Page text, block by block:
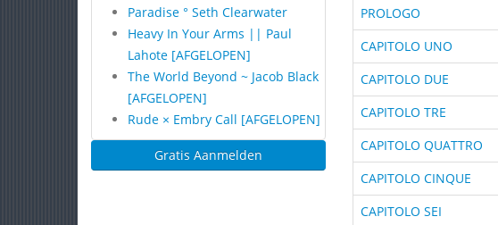
Paradise ° Seth Clearwater
Heavy In Your Arms || Paul
Lahote [AFGELOPEN]
The World Beyond ~ Jacob Black
[AFGELOPEN]
Rude × Embry Call [AFGELOPEN]
Gratis Aanmelden
PROLOGO
CAPITOLO UNO
CAPITOLO DUE
CAPITOLO TRE
CAPITOLO QUATTRO
CAPITOLO CINQUE
CAPITOLO SEI